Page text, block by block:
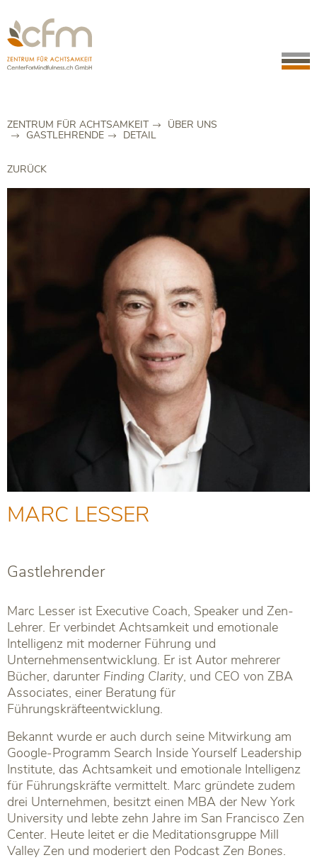
ZENTRUM FÜR ACHTSAMKEIT ÜBER UNS
GASTLEHRENDE DETAIL
ZURÜCK
MARC LESSER
Gastlehrender
Marc Lesser ist Executive Coach, Speaker und Zen-
Lehrer. Er verbindet Achtsamkeit und emotionale
Intelligenz mit moderner Führung und
Unternehmensentwicklung. Er ist Autor mehrerer
Bücher, darunter Finding Clarity, und CEO von ZBA
Associates, einer Beratung für
Führungskräfteentwicklung.
Bekannt wurde er auch durch seine Mitwirkung am
Google-Programm Search Inside Yourself Leadership
Institute, das Achtsamkeit und emotionale Intelligenz
für Führungskräfte vermittelt. Marc gründete zudem
drei Unternehmen, besitzt einen MBA der New York
University und lebte zehn Jahre im San Francisco Zen
Center. Heute leitet er die Meditationsgruppe Mill
Valley Zen und moderiert den Podcast Zen Bones.